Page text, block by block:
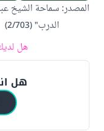
المصدر: سماحة الشيخ
الدرب" (2/703)
هل
هل